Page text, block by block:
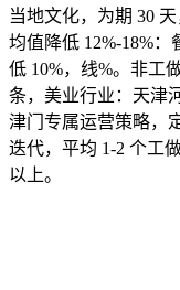
当地文化，为期 30
均值降低 12%-18%
低 10%，线%。非工
条，美业行业：天津
津门专属运营策略，
迭代，平均 1-2 个工
以上。